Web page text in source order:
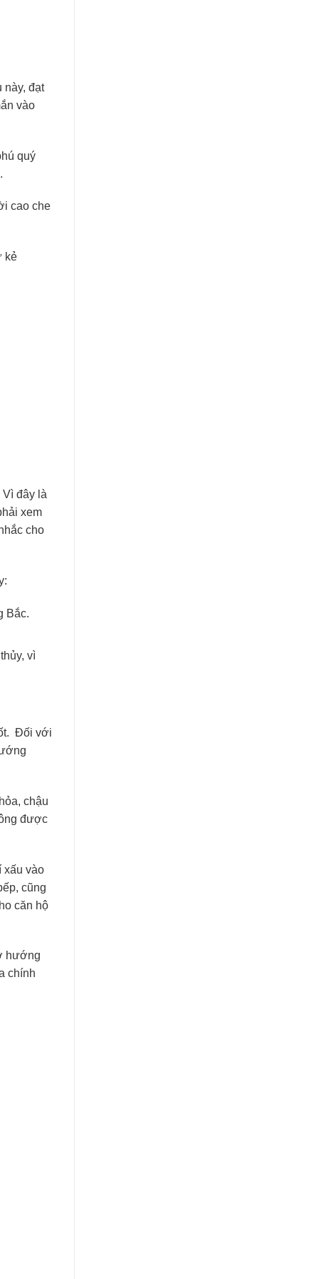
này, đạt
vào
quý
cao che
kẻ
Vì đây là
xem
cho
Bắc.
vì
Đối với
chậu
được
xấu vào
cũng
căn hộ
hướng
chính